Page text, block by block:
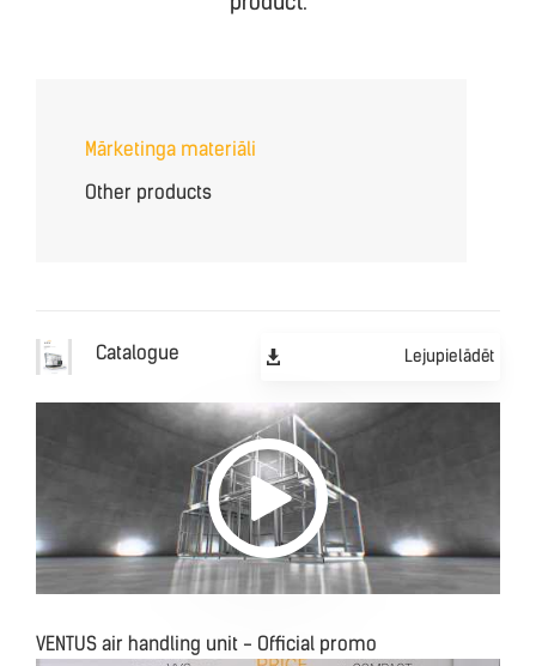
Mārketinga materiāli
Other products
Catalogue Lejupielādēt
VENTUS air handling unit - Official promo